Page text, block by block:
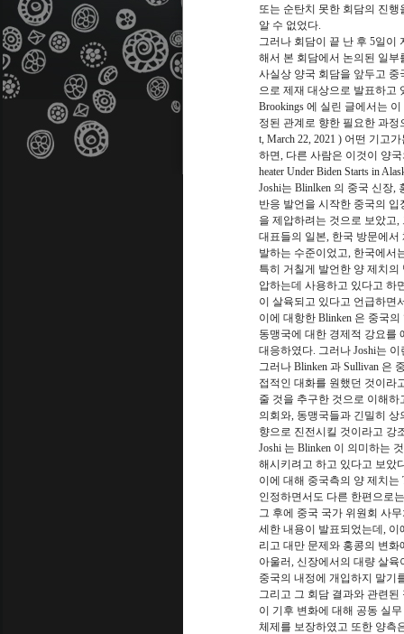
또는 순탄치 못한 회담의 진
알 수 없었다.
그러나 회담이 끝 난 후 5일이
해서 본 회담에서 논의된 일부
사실상 양국 회담을 앞두고
으로 제재 대상으로 발표하고
Brookings 에 실린 글에서는
정된 관계로 향한 필요한 과정
t, March 22, 2021 ) 어떤 기고
하면, 다른 사람은 이것이 양국
heater Under Biden Starts in
Joshi는 Blinlken 의 중국 신장
반응 발언을 시작한 중국의
을 제압하려는 것으로 보았고
대표들의 일본, 한국 방문에
발하는 수준이었고, 한국에서
특히 거칠게 발언한 양 제치
압하는데 사용하고 있다고 하
이 살육되고 있다고 언급하
이에 대항한 Blinken 은 중국
동맹국에 대한 경제적 강요를
대응하였다. 그러나 Joshi는
그러나 Blinken 과 Sullivan 은
접적인 대화를 원했던 것이라
줄 것을 추구한 것으로 이해
의회와, 동맹국들과 긴밀히
향으로 진전시킬 것이라고 강
Joshi 는 Blinken 이 의미하는
해시키려고 하고 있다고 보았
이에 대해 중국측의 양 제치
인정하면서도 다른 한편으로
그 후에 중국 국가 위원회 사
세한 내용이 발표되었는데, 이
리고 대만 문제와 홍콩의 변
아울러, 신장에서의 대량 살
중국의 내정에 개입하지 말기
그리고 그 회담 결과와 관련
이 기후 변화에 대해 공동 실
체제를 보장하였고 또한 양측